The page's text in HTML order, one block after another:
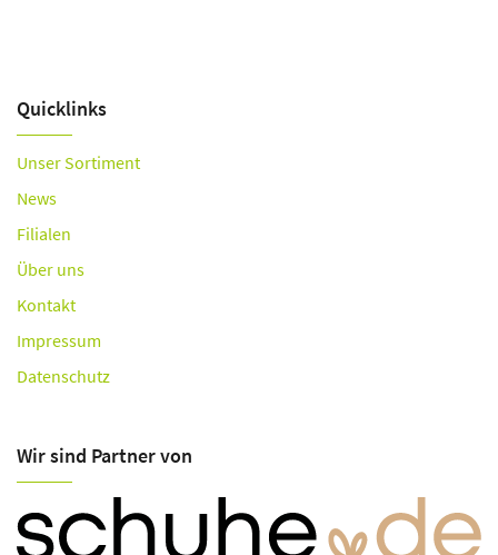
Quicklinks
Unser Sortiment
News
Filialen
Über uns
Kontakt
Impressum
Datenschutz
Wir sind Partner von